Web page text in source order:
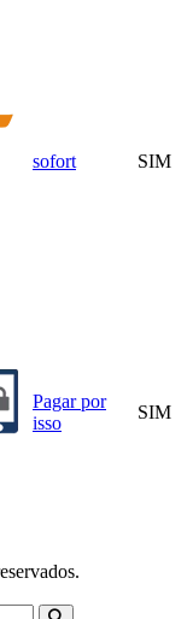
sofort SIM
Pagar por
isso
SIM